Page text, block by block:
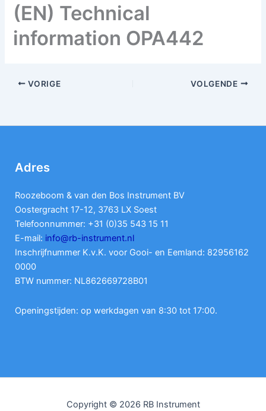
(EN) Technical
information OPA442
VORIGE VOLGENDE
Adres
Roozeboom & van den Bos Instrument BV
Oostergracht 17-12, 3763 LX Soest
Telefoonnummer: +31 (0)35 543 15 11
E-mail: info@rb-instrument.nl
Inschrijfnummer K.v.K. voor Gooi- en Eemland: 82956162
0000
BTW nummer: NL862669728B01
Openingstijden: op werkdagen van 8:30 tot 17:00.
Copyright © 2026 RB Instrument